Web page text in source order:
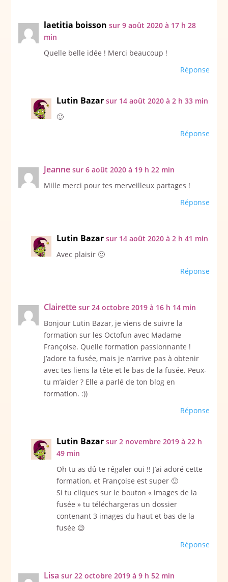
laetitia boisson sur 9 août 2020 à 17 h 28
min
Quelle belle idée ! Merci beaucoup !
Réponse
Lutin Bazar sur 14 août 2020 à 2 h 33 min
🙂
Réponse
Jeanne sur 6 août 2020 à 19 h 22 min
Mille merci pour tes merveilleux partages !
Réponse
Lutin Bazar sur 14 août 2020 à 2 h 41 min
Avec plaisir 🙂
Réponse
Clairette sur 24 octobre 2019 à 16 h 14 min
Bonjour Lutin Bazar, je viens de suivre la
formation sur les Octofun avec Madame
Françoise. Quelle formation passionnante !
J’adore ta fusée, mais je n’arrive pas à obtenir
avec tes liens la tête et le bas de la fusée. Peux-
tu m’aider ? Elle a parlé de ton blog en
formation. :))
Réponse
Lutin Bazar sur 2 novembre 2019 à 22 h
49 min
Oh tu as dû te régaler oui !! J’ai adoré cette
formation, et Françoise est super 🙂
Si tu cliques sur le bouton « images de la
fusée » tu téléchargeras un dossier
contenant 3 images du haut et bas de la
fusée 😉
Réponse
Lisa sur 22 octobre 2019 à 9 h 52 min